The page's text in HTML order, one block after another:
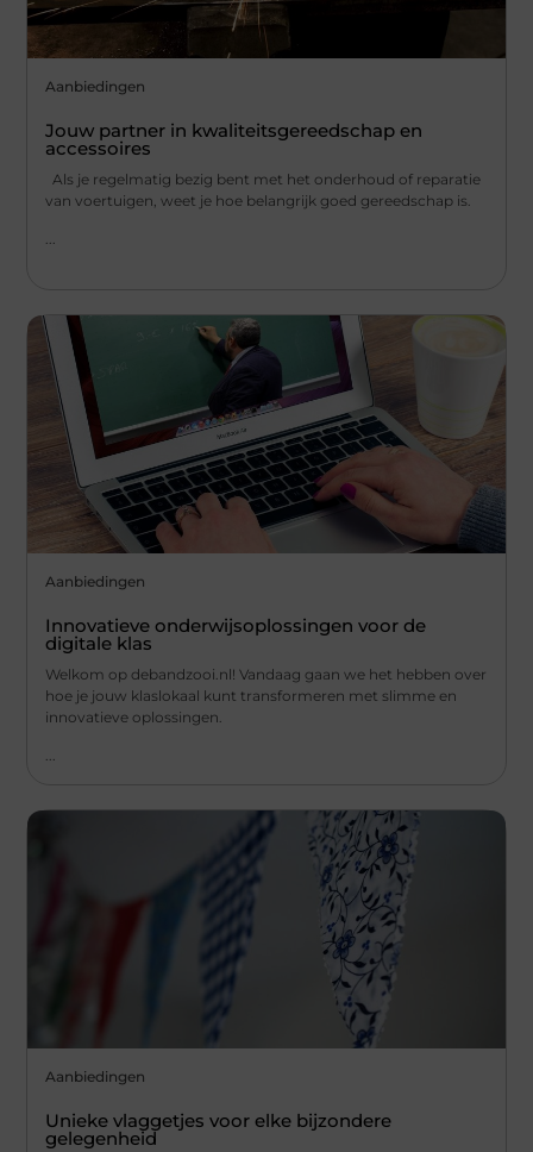
Aanbiedingen
Jouw partner in kwaliteitsgereedschap en
accessoires
Als je regelmatig bezig bent met het onderhoud of reparatie
van voertuigen, weet je hoe belangrijk goed gereedschap is.
...
Aanbiedingen
Innovatieve onderwijsoplossingen voor de
digitale klas
Welkom op debandzooi.nl! Vandaag gaan we het hebben over
hoe je jouw klaslokaal kunt transformeren met slimme en
innovatieve oplossingen.
...
Aanbiedingen
Unieke vlaggetjes voor elke bijzondere
gelegenheid